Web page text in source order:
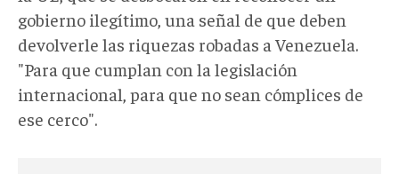
gobierno ilegítimo, una señal de que deben
devolverle las riquezas robadas a Venezuela.
"Para que cumplan con la legislación
internacional, para que no sean cómplices de
ese cerco".